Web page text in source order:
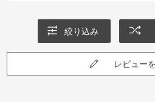
絞り込み
レビュー